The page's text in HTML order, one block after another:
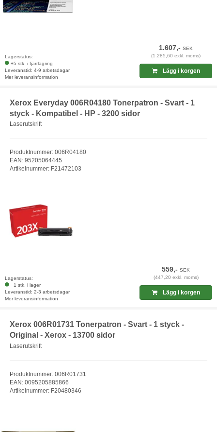
Lagerstatus:
+5 stk. i fjärrlagring
Leveranstid: 4-9 arbetsdagar
Mer leveransinformation
1.607,-SEK
(1.285,60 exkl. moms)
Lägg i korgen
Xerox Everyday 006R04180 Tonerpatron - Svart - 1
styck - Kompatibel - HP - 3200 sidor
Laserutskrift
Produktnummer: 006R04180
EAN: 95205064445
Artikelnummer: F21472103
Lagerstatus:
1 stk. i lager
Leveranstid: 2-3 arbetsdagar
Mer leveransinformation
559,-SEK
(447,20 exkl. moms)
Lägg i korgen
Xerox 006R01731 Tonerpatron - Svart - 1 styck -
Original - Xerox - 13700 sidor
Laserutskrift
Produktnummer: 006R01731
EAN: 0095205885866
Artikelnummer: F20480346